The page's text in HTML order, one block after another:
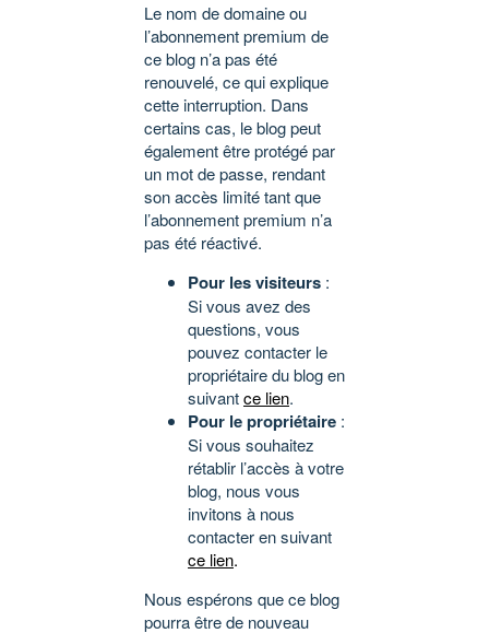
Le nom de domaine ou
l’abonnement premium de
ce blog n’a pas été
renouvelé, ce qui explique
cette interruption. Dans
certains cas, le blog peut
également être protégé par
un mot de passe, rendant
son accès limité tant que
l’abonnement premium n’a
pas été réactivé.
Pour les visiteurs :
Si vous avez des
questions, vous
pouvez contacter le
propriétaire du blog en
suivantce lien.
Pour le propriétaire :
Si vous souhaitez
rétablir l’accès à votre
blog, nous vous
invitons à nous
contacter en suivant
ce lien.
Nous espérons que ce blog
pourra être de nouveau